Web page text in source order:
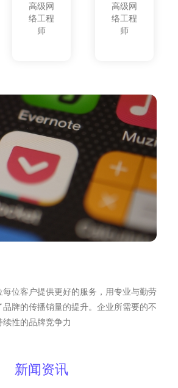
高级网
络工程
师
高级网
络工程
师
位客户提供更好的服务，用专业与勤劳
品牌的传播销量的提升。企业所需要的不
性的品牌竞争力
新闻资讯